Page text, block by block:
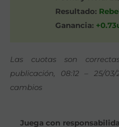
Resultado:
Ganancia:
Las cuotas son
publicación, 08:12 – 25/
cambios
Juega con